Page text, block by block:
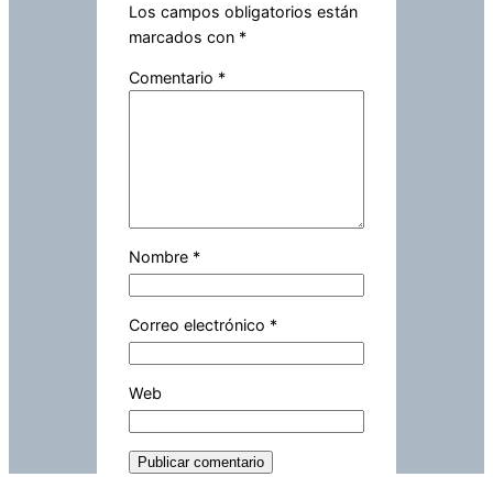
Los campos obligatorios están
marcados con *
Comentario *
Nombre *
Correo electrónico *
Web